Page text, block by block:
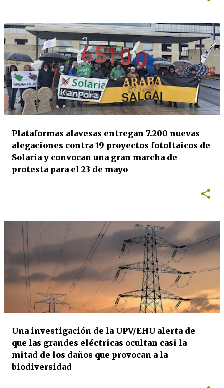
Plataformas alavesas entregan 7.200 nuevas
alegaciones contra 19 proyectos fotoltaicos de
Solaria y convocan una gran marcha de
protesta para el 23 de mayo
Una investigación de la UPV/EHU alerta de
que las grandes eléctricas ocultan casi la
mitad de los daños que provocan a la
biodiversidad